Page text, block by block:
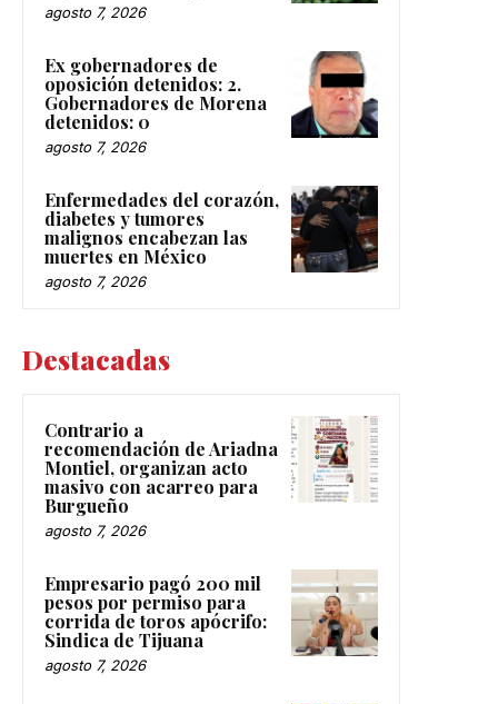
agosto 7, 2026
Ex gobernadores de
oposición detenidos: 2.
Gobernadores de Morena
detenidos: 0
agosto 7, 2026
Enfermedades del corazón,
diabetes y tumores
malignos encabezan las
muertes en México
agosto 7, 2026
Destacadas
Contrario a
recomendación de Ariadna
Montiel, organizan acto
masivo con acarreo para
Burgueño
agosto 7, 2026
Empresario pagó 200 mil
pesos por permiso para
corrida de toros apócrifo:
Sindica de Tijuana
agosto 7, 2026